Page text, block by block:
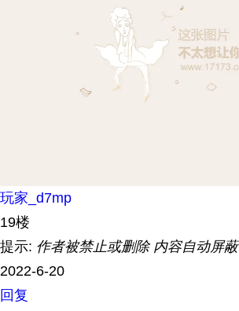
玩家_d7mp
19楼
提示: 作者被禁止或删除 内容自动屏蔽
2022-6-20
回复